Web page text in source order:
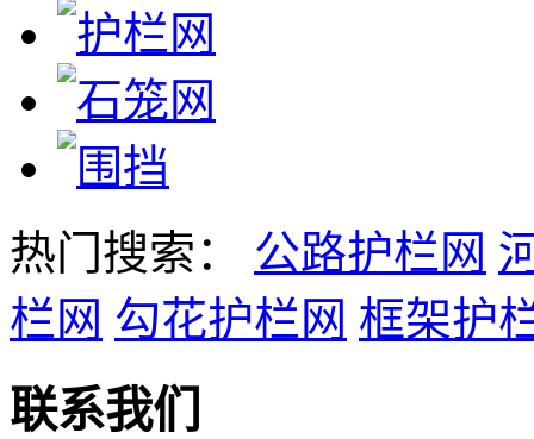
热门搜索： 公路护栏网
栏网 勾花护栏网 框架护
联系我们